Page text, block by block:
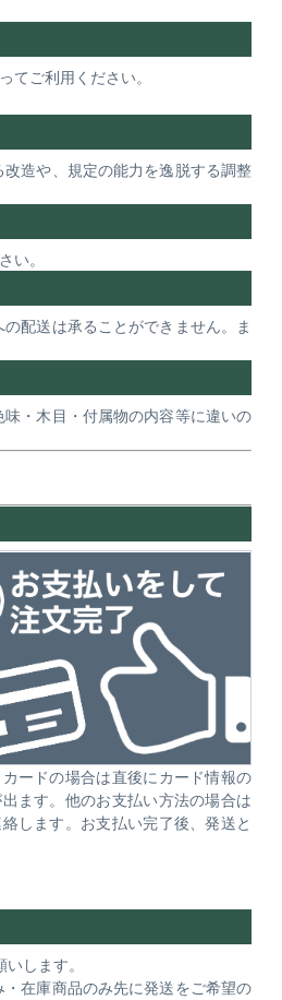
ご利用ください。
造や、規定の能力を逸脱する調整
い。
配送は承ることができません。ま
・木目・付属物の内容等に違いの
ードの場合は直後にカード情報の
ます。他のお支払い方法の場合は
します。お支払い完了後、発送と
します。
在庫商品のみ先に発送をご希望の